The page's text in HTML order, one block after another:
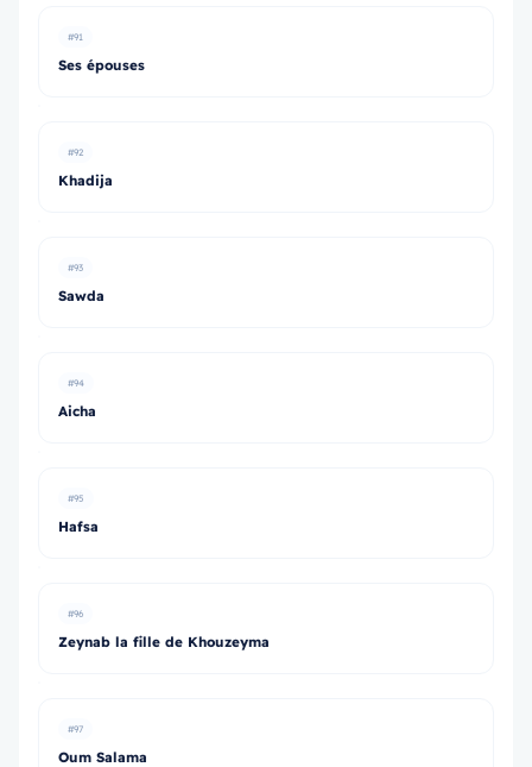
#91
Ses épouses
#92
Khadija
#93
Sawda
#94
Aicha
#95
Hafsa
#96
Zeynab la fille de Khouzeyma
#97
Oum Salama